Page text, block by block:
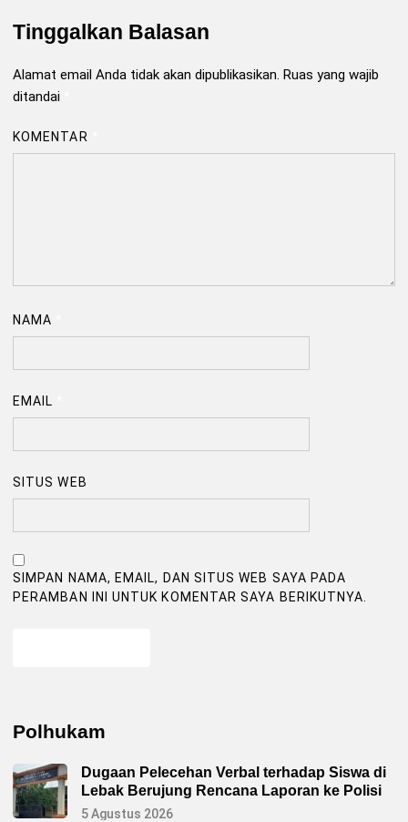
Tinggalkan Balasan
Alamat email Anda tidak akan dipublikasikan. Ruas yang wajib
ditandai
KOMENTAR
NAMA
EMAIL
SITUS WEB
SIMPAN NAMA, EMAIL, DAN SITUS WEB SAYA PADA
PERAMBAN INI UNTUK KOMENTAR SAYA BERIKUTNYA.
Polhukam
Dugaan Pelecehan Verbal terhadap Siswa di
Lebak Berujung Rencana Laporan ke Polisi
5 Agustus 2026